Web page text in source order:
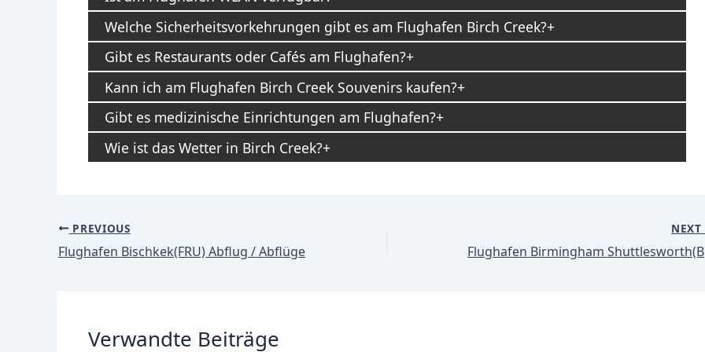
Welche Sicherheitsvorkehrungen gibt es am Flughafen Birch Creek?
Gibt es Restaurants oder Cafés am Flughafen?
Kann ich am Flughafen Birch Creek Souvenirs kaufen?
Gibt es medizinische Einrichtungen am Flughafen?
Wie ist das Wetter in Birch Creek?
Post
navigation
PREVIOUS
Flughafen Bischkek(FRU) Abflug / Abflüge
NEXT
Verwandte Beiträge